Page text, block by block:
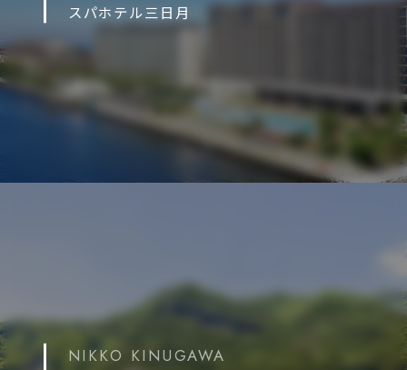
スパホテル三日月
NIKKO KINUGAWA